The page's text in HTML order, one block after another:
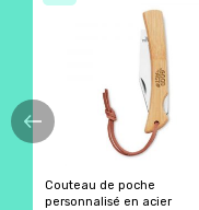
Couteau de poche
personnalisé en acier